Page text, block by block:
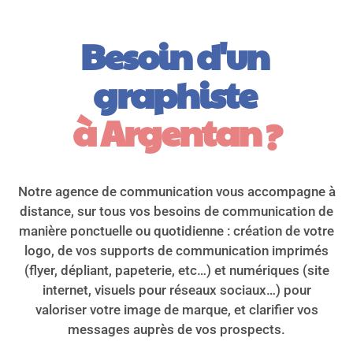
Besoin d'un
graphiste
à Argentan ?
Notre agence de communication vous accompagne à
distance, sur tous vos besoins de communication de
manière ponctuelle ou quotidienne : création de votre
logo, de vos supports de communication imprimés
(flyer, dépliant, papeterie, etc…) et numériques (site
internet, visuels pour réseaux sociaux…) pour
valoriser votre image de marque, et clarifier vos
messages auprès de vos prospects.